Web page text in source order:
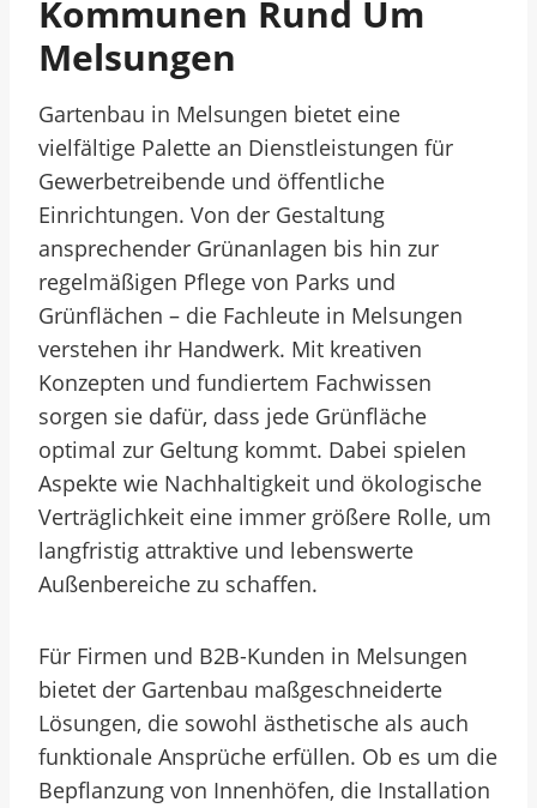
Kommunen Rund Um
Melsungen
Gartenbau in Melsungen bietet eine
vielfältige Palette an Dienstleistungen für
Gewerbetreibende und öffentliche
Einrichtungen. Von der Gestaltung
ansprechender Grünanlagen bis hin zur
regelmäßigen Pflege von Parks und
Grünflächen – die Fachleute in Melsungen
verstehen ihr Handwerk. Mit kreativen
Konzepten und fundiertem Fachwissen
sorgen sie dafür, dass jede Grünfläche
optimal zur Geltung kommt. Dabei spielen
Aspekte wie Nachhaltigkeit und ökologische
Verträglichkeit eine immer größere Rolle, um
langfristig attraktive und lebenswerte
Außenbereiche zu schaffen.
Für Firmen und B2B-Kunden in Melsungen
bietet der Gartenbau maßgeschneiderte
Lösungen, die sowohl ästhetische als auch
funktionale Ansprüche erfüllen. Ob es um die
Bepflanzung von Innenhöfen, die Installation